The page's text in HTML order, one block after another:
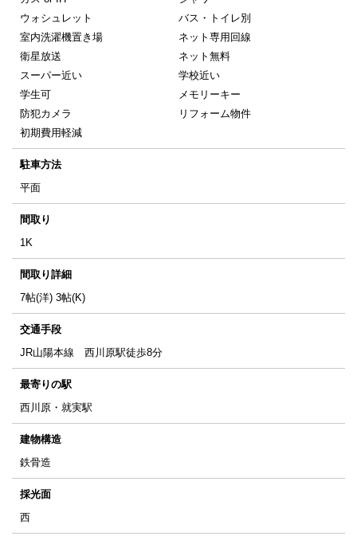
ウォシュレット
バス・トイレ別
室内洗濯機置き場
ネット専用回線
衛星放送
ネット無料
スーパー近い
学校近い
学生可
メモリーキー
防犯カメラ
リフォーム物件
初期費用軽減
駐車方法
平面
間取り
1K
間取り詳細
7帖(洋) 3帖(K)
交通手段
JR山陽本線 西川原駅徒歩8分
最寄りの駅
西川原・就実駅
建物構造
鉄骨造
採光面
西